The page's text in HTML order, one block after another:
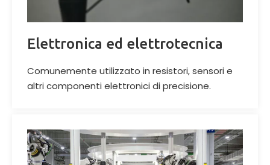
Elettronica ed elettrotecnica
Comunemente utilizzato in resistori, sensori e
altri componenti elettronici di precisione.